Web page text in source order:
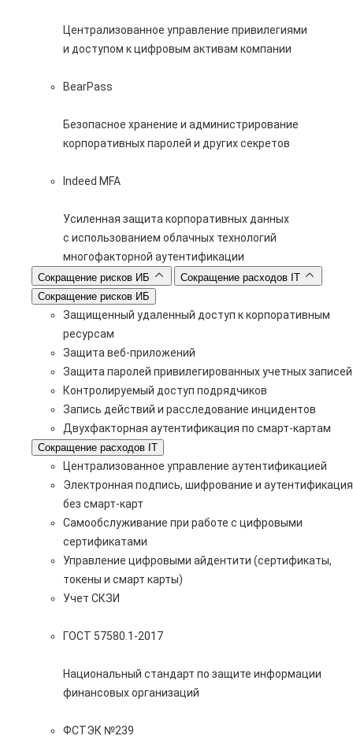
Централизованное управление привилегиями
и доступом к цифровым активам компании
BearPass
Безопасное хранение и администрирование
корпоративных паролей и других секретов
Indeed MFA
Усиленная защита корпоративных данных
с использованием облачных технологий
многофакторной аутентификации
Сокращение рисков ИБ
Сокращение расходов IT
Сокращение рисков ИБ
Защищенный удаленный доступ к корпоративным
ресурсам
Защита веб-приложений
Защита паролей привилегированных учетных записей
Контролируемый доступ подрядчиков
Запись действий и расследование инцидентов
Двухфакторная аутентификация по смарт-картам
Сокращение расходов IT
Централизованное управление аутентификацией
Электронная подпись, шифрование и аутентификация
без смарт-карт
Самообслуживание при работе с цифровыми
сертификатами
Управление цифровыми айдентити (сертификаты,
токены и смарт карты)
Учет СКЗИ
ГОСТ 57580.1-2017
Национальный стандарт по защите информации
финансовых организаций
ФСТЭК №239